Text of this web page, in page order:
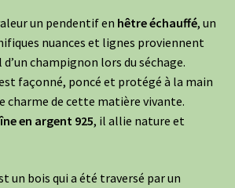
un pendentif en hêtre échauffé, un
nuances et lignes proviennent
champignon lors du séchage.
façonné, poncé et protégé à la main
charme de cette matière vivante.
en argent 925, il allie nature et
un bois qui a été traversé par un